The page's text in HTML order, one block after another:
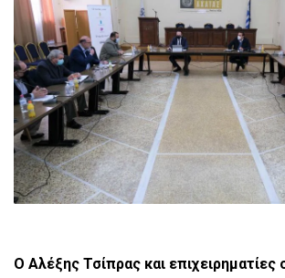
Ο Αλέξης Τσίπρας και επιχειρηματίες